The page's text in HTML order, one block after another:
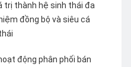
trị thành hệ sinh thái đa
đồng bộ và siêu cá
động phân phối bán